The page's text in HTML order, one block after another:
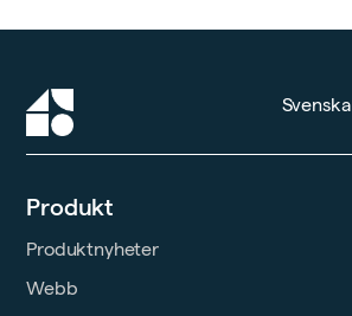
Svenska
Produkt
Produktnyheter
Webb